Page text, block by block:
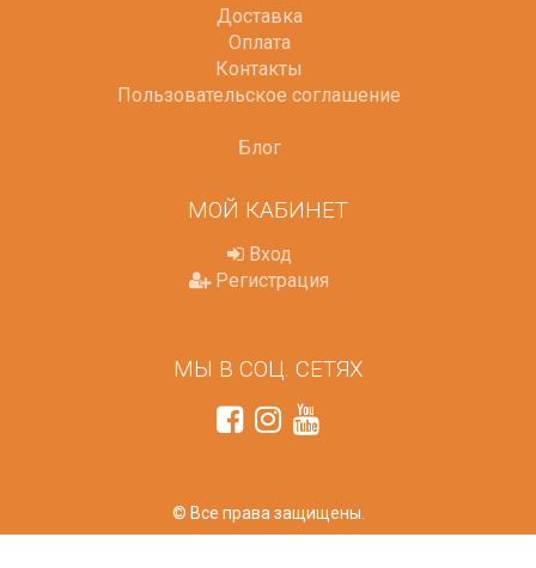
Доставка
Оплата
Контакты
Пользовательское соглашение
Блог
МОЙ КАБИНЕТ
Вход
Регистрация
МЫ В СОЦ. СЕТЯХ
© Все права защищены.